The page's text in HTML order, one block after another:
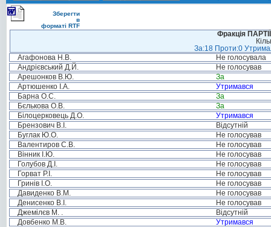
Зберегти
в
форматі RTF
Фракція
За:18 Проти:0
Агафонова Н.В.
Не голосувала
Андрієвський Д.Й.
Не голосував
Арешонков В.Ю.
За
Артюшенко І.А.
Утримався
Барна О.С.
За
Бєлькова О.В.
За
Білоцерковець Д.О.
Утримався
Брензович В.І.
Відсутній
Буглак Ю.О.
Не голосував
Валентиров С.В.
Не голосував
Вінник І.Ю.
Не голосував
Голубов Д.І.
Не голосував
Горват Р.І.
Не голосував
Гринів І.О.
Не голосував
Давиденко В.М.
Не голосував
Денисенко В.І.
Не голосував
Джемілєв М. .
Відсутній
Довбенко М.В.
Утримався